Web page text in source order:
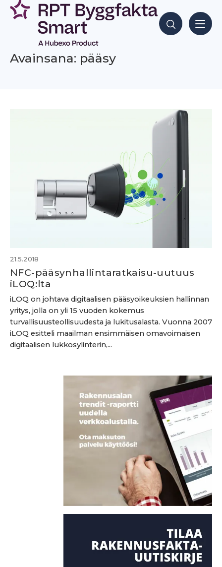
Siirry
sisältöön
Hae sisältöjä
Avainsana: pääsy
21.5.2018
NFC-pääsynhallintaratkaisu-uutuus
iLOQ:lta
iLOQ on johtava digitaalisen pääsyoikeuksien hallinnan
yritys, jolla on yli 15 vuoden kokemus
turvallisuusteollisuudesta ja lukitusalasta. Vuonna 2007
iLOQ esitteli maailman ensimmäisen omavoimaisen
digitaalisen lukkosylinterin,...